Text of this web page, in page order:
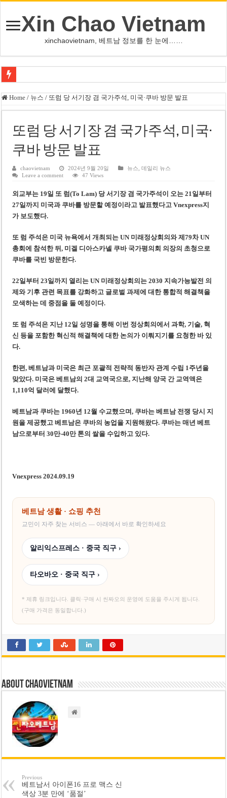
Xin Chao Vietnam
xinchaovietnam, 베트남 정보를 한 눈에……
오덕 목사, 32년 베트남 삶 담은 첫 디카시집 ‘한 컷의 서정’ 출간
베트남 화학·플라스틱 기업 납세 상위 10곳 공개…절반은 국영기업
MWG 대표 “올해 이익 목표 9조2천억동, 2~3개월 조기 달성 자신”
FIFA 인판티노 회장, 유럽 축구계·북미 정치권 불신임 압박 직면
호찌민시, 올해 국경절 연휴 5일 연속 휴무 확정… 8월 29일~9월 2일
우크라이나 전황 1,623일: 키이우, 탄도미사일 요격 실패…드론, 모스크바 집
호찌민 Đá Đỏ 수로 정비 사업, 2026년 말 완공 목표
조세심판원, 배우 유연석 30억 세금 불복 청구 기각
Home / 뉴스 / 또럼 당 서기장 겸 국가주석, 미국·쿠바 방문 발표
또럼 당 서기장 겸 국가주석, 미국·
쿠바 방문 발표
chaovietnam 2024년 9월 20일 뉴스 ,데일리 뉴스
Leave a comment
47 Views
외교부는 19일 또 럼(To Lam) 당 서기장 겸 국가주석이 오는 21일부터
27일까지 미국과 쿠바를 방문할 예정이라고 발표했다고 Vnexpress지
가 보도했다.
또 럼 주석은 미국 뉴욕에서 개최되는 UN 미래정상회의와 제79차 UN
총회에 참석한 뒤, 미겔 디아스카넬 쿠바 국가평의회 의장의 초청으로
쿠바를 국빈 방문한다.
22일부터 23일까지 열리는 UN 미래정상회의는 2030 지속가능발전 의
제와 기후 관련 목표를 강화하고 글로벌 과제에 대한 통합적 해결책을
모색하는 데 중점을 둘 예정이다.
또 럼 주석은 지난 12일 성명을 통해 이번 정상회의에서 과학, 기술, 혁
신 등을 포함한 혁신적 해결책에 대한 논의가 이뤄지기를 요청한 바 있
다.
한편, 베트남과 미국은 최근 포괄적 전략적 동반자 관계 수립 1주년을
맞았다. 미국은 베트남의 2대 교역국으로, 지난해 양국 간 교역액은
1,110억 달러에 달했다.
베트남과 쿠바는 1960년 12월 수교했으며, 쿠바는 베트남 전쟁 당시 지
원을 제공했고 베트남은 쿠바의 농업을 지원해왔다. 쿠바는 매년 베트
남으로부터 30만-40만 톤의 쌀을 수입하고 있다.
Vnexpress 2024.09.19
베트남 생활 · 쇼핑 추천
교민이 자주 찾는 서비스 — 아래에서 바로 확인하세요
알리익스프레스 · 중국 직구 ›
타오바오 · 중국 직구 ›
* 제휴 링크입니다. 클릭·구매 시 씬짜오의 운영에 도움을 주시게 됩니다.
(구매 가격은 동일합니다.)
About chaovietnam
Previous
베트남서 아이폰16 프로 맥스 신
색상 3분 만에 ‘품절’